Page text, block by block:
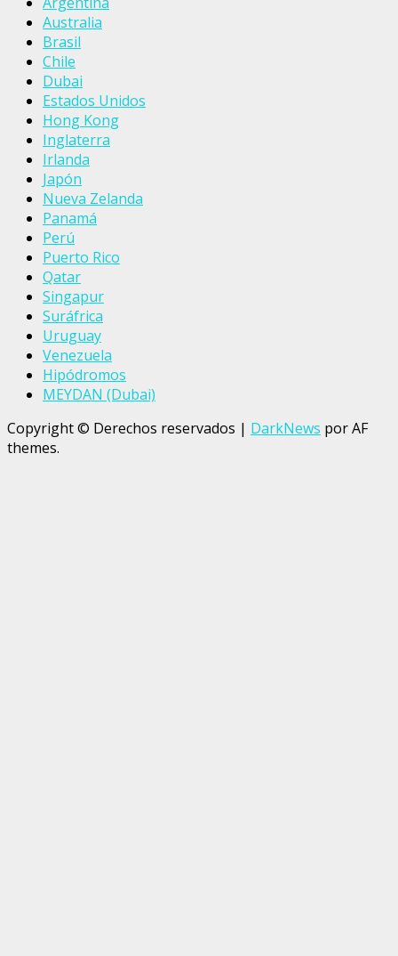
Australia
Brasil
Chile
Dubai
Estados Unidos
Hong Kong
Inglaterra
Irlanda
Japón
Nueva Zelanda
Panamá
Perú
Puerto Rico
Qatar
Singapur
Suráfrica
Uruguay
Venezuela
Hipódromos
MEYDAN (Dubai)
Copyright © Derechos reservados | DarkNews por AF
themes.